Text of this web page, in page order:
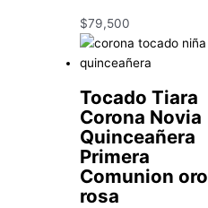
$79,500
Tocado Tiara
Corona Novia
Quinceañera
Primera
Comunion oro
rosa